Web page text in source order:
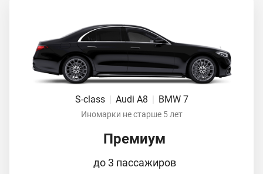
S-class | Audi A8 | BMW 7
Иномарки не старше 5 лет
Премиум
до 3 пассажиров